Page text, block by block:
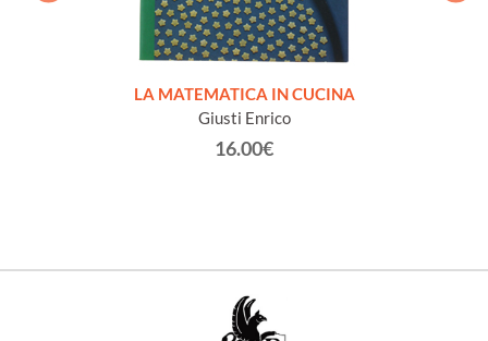
LA MATEMATICA IN CUCINA
Giusti Enrico
16.00€